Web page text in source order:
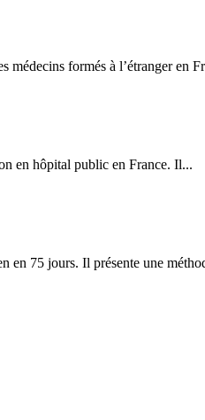
médecins formés à l’étranger en
en hôpital public en France. Il...
en 75 jours. Il présente une